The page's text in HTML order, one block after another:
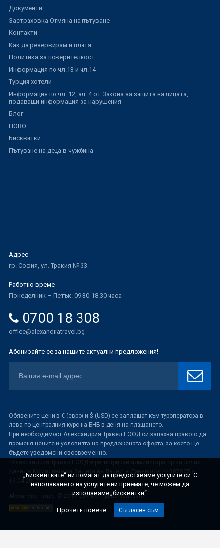
Документи
Застраховка Отмяна на пътуване
Контакти
Как да резервирам и платя
Политика за поверителност
Информация по чл.13 и чл.14
Турция хотели
Информация по чл. 12, ал. 4 от Закона за защита на лицата,
подаващи информация за нарушения
Блог
НОВО
Бисквитки
Пътуване на деца в чужбина
Адрес
гр. София, ул. Тракия № 33
Работно време
Понеделник – Петък: 09.30-18.30 часа
0700 18 308
office@alexandriatravel.bg
Абонирайте се за нашите актуални предложения!
Обявените цени в € (евро) и $ (USD) се заплащат към туроператора в
лева по централния курс на БНБ в деня на плащането.
При необходимост Александрия Травел ЕООД си запазва правото да
променя цените и условията на предложената оферта, за което ще
бъдете уведомени своевременно.
*Александрия Травел ЕООД е регистриран администратор на лични
данни в Комисията за Защита на Личните Данни под № 307035 от
19.04.2012г.
Alexandria Travel © 2017 Всички права запазени
„Бисквитките“ ни помагат да предоставяме услугите си. С
използването на услугите ни приемате, че можем да
използваме „бисквитки“.
Прочети повече Съгласен съм